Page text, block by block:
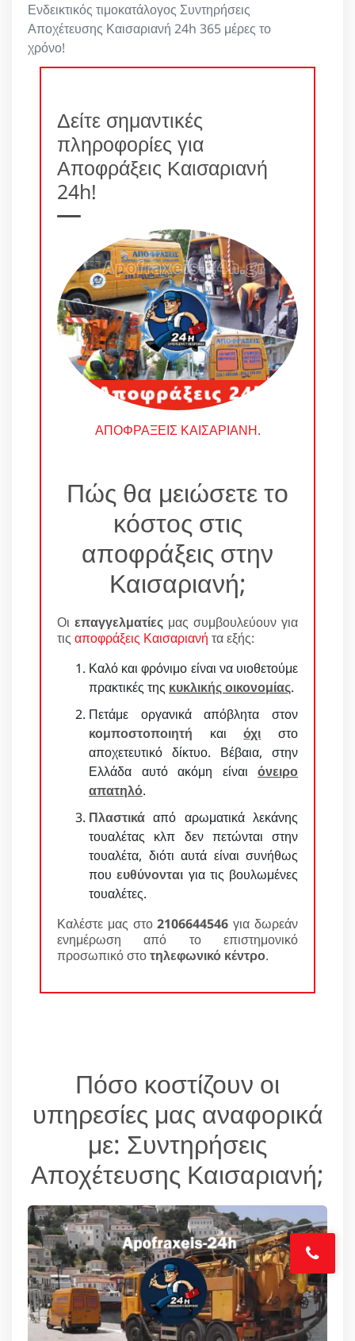
Ενδεικτικός τιμοκατάλογος Συντηρήσεις
Αποχέτευσης Καισαριανή 24h 365 μέρες το
χρόνο!
Δείτε σημαντικές
πληροφορίες για
Αποφράξεις Καισαριανή
24h!
ΑΠΟΦΡΑΞΕΙΣ ΚΑΙΣΑΡΙΑΝΗ.
Πώς θα μειώσετε το
κόστος στις
αποφράξεις στην
Καισαριανή;
Οι επαγγελματίες μας συμβουλεύουν για
τις αποφράξεις Καισαριανή τα εξής:
Καλό και φρόνιμο είναι να υιοθετούμε
πρακτικές της κυκλικής οικονομίας.
Πετάμε οργανικά απόβλητα στον
κομποστοποιητή καιόχι στο
αποχετευτικό δίκτυο. Βέβαια, στην
Ελλάδα αυτό ακόμη είναι όνειρο
απατηλό.
Πλαστικά από αρωματικά λεκάνης
τουαλέτας κλπ δεν πετώνται στην
τουαλέτα, διότι αυτά είναι συνήθως
πουευθύνονται για τις βουλωμένες
τουαλέτες.
Καλέστε μας στο2106644546 για δωρεάν
ενημέρωση από το επιστημονικό
προσωπικό στοτηλεφωνικό κέντρο.
Πόσο κοστίζουν οι
υπηρεσίες μας αναφορικά
με: Συντηρήσεις
Αποχέτευσης Καισαριανή;